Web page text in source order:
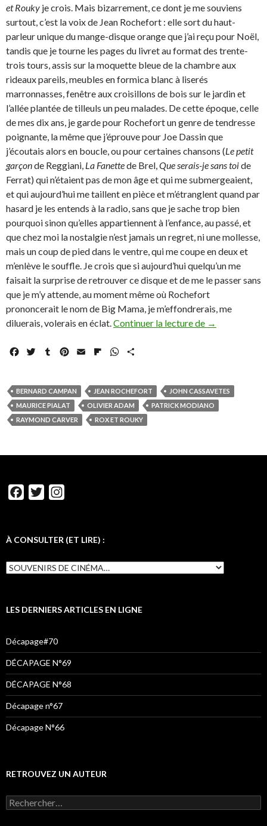
et Rouky je crois. Mais bizarrement, ce dont je me souviens
surtout, c’est la voix de Jean Rochefort : elle sort du haut-
parleur unique du mange-disque orange que j’ai reçu pour Noël,
tandis que je tourne les pages du livret au format des trente-
trois tours, assis sur la moquette bleue de la chambre aux
rideaux pareils, meubles en formica blanc à liserés
marronnasses, fenêtre aux croisillons de bois sur le jardin et
l’allée plantée de tilleuls un peu malades. De cette époque, celle
de mes dix ans, je garde pour Rochefort un genre de tendresse
poignante, la même que j’éprouve pour Joe Dassin que
j’écoutais alors en boucle, ou pour certaines chansons (Le petit
garçonde Reggiani, La Fanettede Brel,Que serais-je sans toide
Ferrat) qui n’étaient pas de mon âge et qui me submergeaient,
et qui aujourd’hui me taillent en pièce et m’étranglent quand par
hasard je les entends à la radio, sans que je sache trop bien
pourquoi sinon qu’elles appartiennent à l’enfance, au passé, et
que chez moi la nostalgie n’est jamais un regret, ni une mollesse,
mais un coup de pied dans le ventre, qui me coupe en deux et
m’enlève le souffle. Je crois que si aujourd’hui quelqu’un me
faisait la surprise de retrouver ce disque et de me le passer sans
que je m’y attende, au moment même où Rochefort
prononcerait le nom de Big Mama, je m’effondrerais, me
diluerais, volerais en éclat.Continuer la lecture de Rox, Rouky,
→
e
b
o
o
t
t
e
r
T
b
l
r
t
e
r
e
i
l
p
b
o
a
W
t
s
A
p
t
a
g
e
BERNARD CAMPAN JEAN ROCHEFORT
JOHN CASSAVETES
MAURICE PIALAT
OLIVIER ADAM
PATRICK MODIANO
RAYMOND CARVER
ROX ET ROUKY
e
o
t
e
t
g
m
À CONSULTER (ET LIRE) :
À
CONSULTER
:LES DERNIERS ARTICLES EN LIGNE
Décapage#70
DÉCAPAGE N°69
DÉCAPAGE N°68
Décapage n°67
Décapage N°66
RETROUVEZ UN AUTEUR
Rechercher :